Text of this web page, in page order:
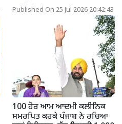
Published On 25 Jul 2026 20:42:43
100 ਹੋਰ ਆਮ ਆਦਮੀ ਕਲੀਨਿਕ
ਸਮਰਪਿਤ ਕਰਕੇ ਪੰਜਾਬ ਨੇ ਰਚਿਆ